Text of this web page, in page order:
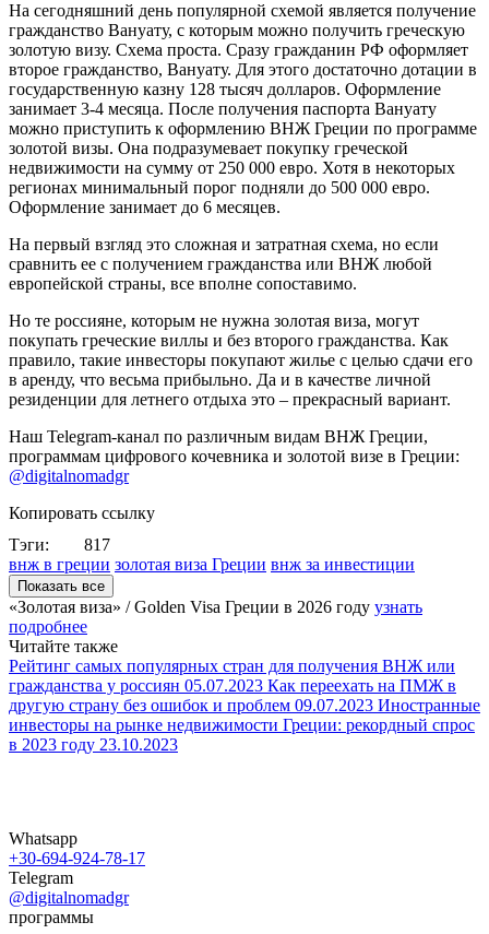
На сегодняшний день популярной схемой является получение
гражданство Вануату, с которым можно получить греческую
золотую визу. Схема проста. Сразу гражданин РФ оформляет
второе гражданство, Вануату. Для этого достаточно дотации в
государственную казну 128 тысяч долларов. Оформление
занимает 3-4 месяца. После получения паспорта Вануату
можно приступить к оформлению ВНЖ Греции по программе
золотой визы. Она подразумевает покупку греческой
недвижимости на сумму от 250 000 евро. Хотя в некоторых
регионах минимальный порог подняли до 500 000 евро.
Оформление занимает до 6 месяцев.
На первый взгляд это сложная и затратная схема, но если
сравнить ее с получением гражданства или ВНЖ любой
европейской страны, все вполне сопоставимо.
Но те россияне, которым не нужна золотая виза, могут
покупать греческие виллы и без второго гражданства. Как
правило, такие инвесторы покупают жилье с целью сдачи его
в аренду, что весьма прибыльно. Да и в качестве личной
резиденции для летнего отдыха это – прекрасный вариант.
Наш Telegram-канал по различным видам ВНЖ Греции,
программам цифрового кочевника и золотой визе в Греции:
@digitalnomadgr
Копировать ссылку
Тэги:
817
внж в греции золотая виза Греции внж за инвестиции
Показать все
«Золотая виза» / Golden Visa Греции в 2026 году узнать
подробнее
Читайте также
Рейтинг самых популярных стран для получения ВНЖ или
гражданства у россиян 05.07.2023 Как переехать на ПМЖ в
другую страну без ошибок и проблем 09.07.2023 Иностранные
инвесторы на рынке недвижимости Греции: рекордный спрос
в 2023 году 23.10.2023
Whatsapp
+30-694-924-78-17
Telegram
@digitalnomadgr
программы